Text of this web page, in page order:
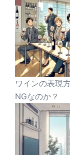
ワインの表現
NGなのか？